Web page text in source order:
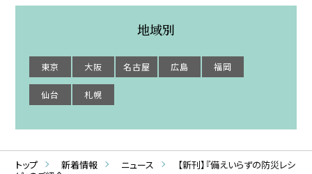
地域別
東京 大阪 名古屋 広島 福岡
仙台 札幌
トップ 新着情報 ニュース
【新刊】『備えいらずの防災レシ